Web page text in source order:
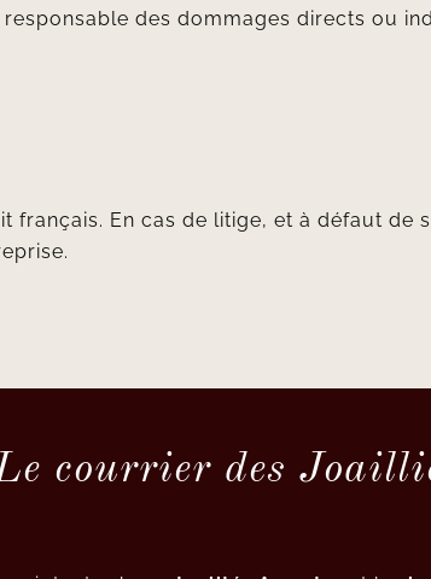
des dommages directs ou
français. En cas de litige, et à défaut
courrier des